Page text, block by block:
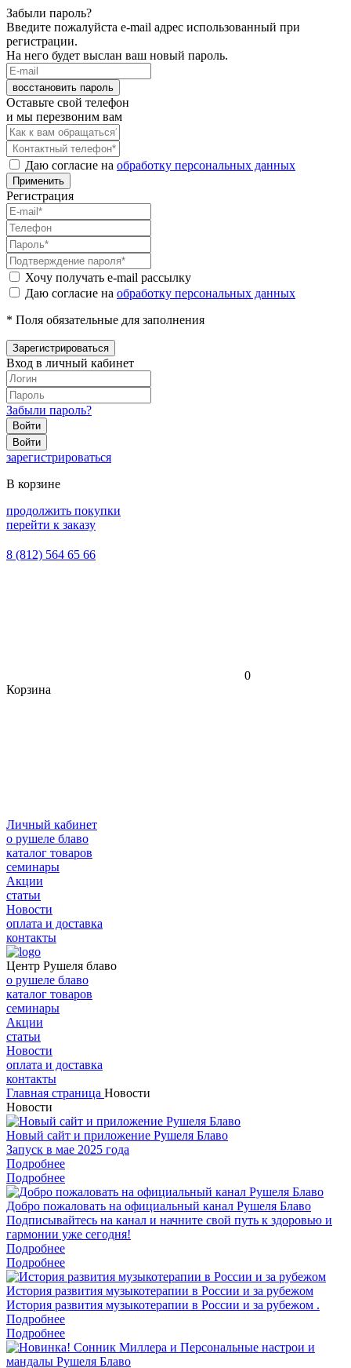
Забыли пароль?
Введите пожалуйста e-mail адрес использованный при
регистрации.
На него будет выслан ваш новый пароль.
восстановить пароль
Оставьте свой телефон
и мы перезвоним вам
Даю согласие на обработку персональных данных
Применить
Регистрация
Хочу получать e-mail рассылку
Даю согласие на обработку персональных данных
* Поля обязательные для заполнения
Зарегистрироваться
Вход в личный кабинет
Забыли пароль?
Войти
Войти
зарегистрироваться
В корзине
продолжить покупки
перейти к заказу
8 (812) 564 65 66
0
Корзина
Личный кабинет
о рушеле блаво
каталог товаров
семинары
Акции
статьи
Новости
оплата и доставка
контакты
Центр Рушеля блаво
о рушеле блаво
каталог товаров
семинары
Акции
статьи
Новости
оплата и доставка
контакты
Главная страница Новости
Новости
Новый сайт и приложение Рушеля Блаво
Запуск в мае 2025 года
Подробнее
Подробнее
Добро пожаловать на официальный канал Рушеля Блаво
Подписывайтесь на канал и начните свой путь к здоровью и
гармонии уже сегодня!
Подробнее
Подробнее
История развития музыкотерапии в России и за рубежом
История развития музыкотерапии в России и за рубежом .
Подробнее
Подробнее